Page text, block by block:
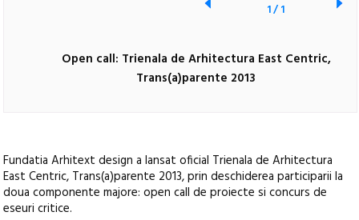
Open call: Trienala de Arhitectura East Centric,
Trans(a)parente 2013
1/1
Fundatia Arhitext design a lansat oficial Trienala de Arhitectura
East Centric, Trans(a)parente 2013, prin deschiderea participarii la
doua componente majore: open call de proiecte si concurs de
eseuri critice.